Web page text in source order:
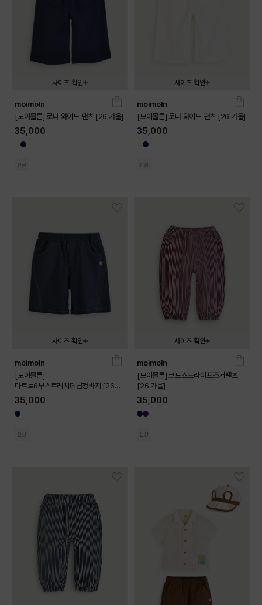
사이즈 확인
080
moimoln
[모이몰른] 로나 와이드 팬츠 [26 가을]
35,000
신상
사이즈 확인
080
moimoln
[모이몰른] 로나 와이드 팬츠 [26 가을]
35,000
신상
사이즈 확인
080
moimoln
[모이몰른]
마트로6부스트레치데님청바지 [26
가을]
35,000
신상
사이즈 확인
080
moimoln
[모이몰른] 코드스트라이프조거팬츠
[26 가을]
35,000
신상